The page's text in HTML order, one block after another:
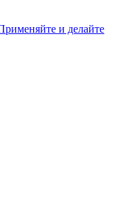
и делайте